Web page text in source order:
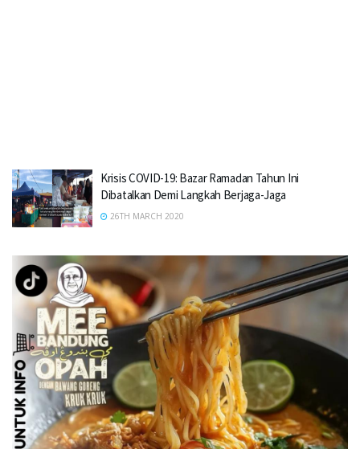
Krisis COVID-19: Bazar Ramadan Tahun Ini
Dibatalkan Demi Langkah Berjaga-Jaga
26TH MARCH 2020